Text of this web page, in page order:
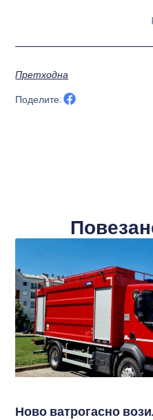
Претходна
Поделите:
Ново ватрогасно